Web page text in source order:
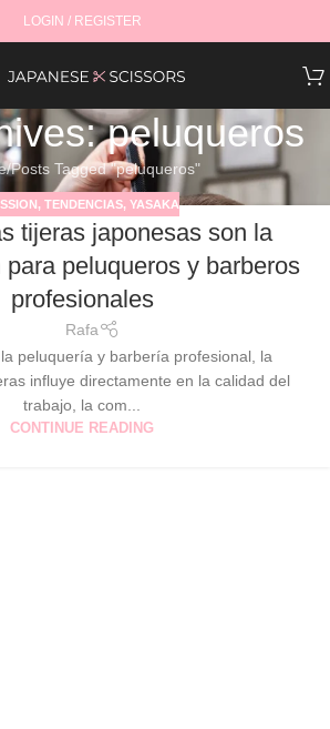
LOGIN / REGISTER
peluqueros
Posts Tagged "peluqueros"
, TENDENCIAS, YASAKA
tijeras japonesas son la
para peluqueros y barberos
profesionales
Rafa
peluquería y barbería profesional, la
influye directamente en la calidad del
trabajo, la com...
CONTINUE READING